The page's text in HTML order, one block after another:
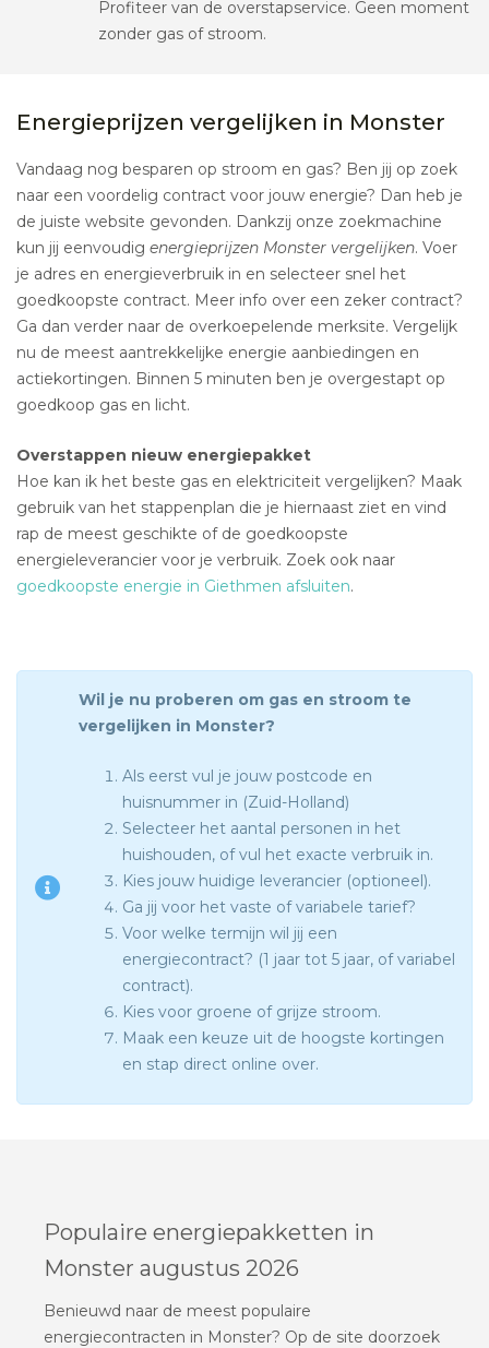
Profiteer van de overstapservice. Geen moment
zonder gas of stroom.
Energieprijzen vergelijken in Monster
Vandaag nog besparen op stroom en gas? Ben jij op zoek
naar een voordelig contract voor jouw energie? Dan heb je
de juiste website gevonden. Dankzij onze zoekmachine
kun jij eenvoudig energieprijzen Monster vergelijken. Voer
je adres en energieverbruik in en selecteer snel het
goedkoopste contract. Meer info over een zeker contract?
Ga dan verder naar de overkoepelende merksite. Vergelijk
nu de meest aantrekkelijke energie aanbiedingen en
actiekortingen. Binnen 5 minuten ben je overgestapt op
goedkoop gas en licht.
Overstappen nieuw energiepakket
Hoe kan ik het beste gas en elektriciteit vergelijken? Maak
gebruik van het stappenplan die je hiernaast ziet en vind
rap de meest geschikte of de goedkoopste
energieleverancier voor je verbruik. Zoek ook naar
goedkoopste energie in Giethmen afsluiten.
Wil je nu proberen om gas en stroom te
vergelijken in Monster?
Als eerst vul je jouw postcode en
huisnummer in (Zuid-Holland)
Selecteer het aantal personen in het
huishouden, of vul het exacte verbruik in.
Kies jouw huidige leverancier (optioneel).
Ga jij voor het vaste of variabele tarief?
Voor welke termijn wil jij een
energiecontract? (1 jaar tot 5 jaar, of variabel
contract).
Kies voor groene of grijze stroom.
Maak een keuze uit de hoogste kortingen
en stap direct online over.
Populaire energiepakketten in
Monster augustus 2026
Benieuwd naar de meest populaire
energiecontracten in Monster? Op de site doorzoek